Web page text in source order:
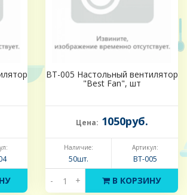
BT-005 Настольный вентилятор
"Best Fan", шт
Цена: 1050руб.
Наличие:
50шт.
Артикул:
BT-005
- + В КОРЗИНУ